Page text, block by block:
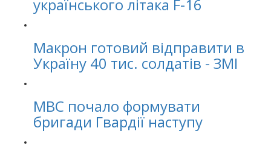
українського літака F-16
Макрон готовий відправити в
Україну 40 тис. солдатів - ЗМІ
МВС почало формувати
бригади Гвардії наступу